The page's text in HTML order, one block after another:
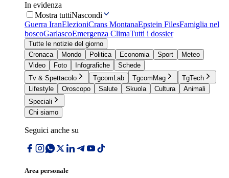
In evidenza
Mostra tuttiNascondi
Guerra IranElezioniCrans MontanaEpstein FilesFamiglia nel
boscoGarlascoEmergenza ClimaTutti i dossier
Tutte le notizie del giorno
Cronaca
Mondo Politica Economia Sport
Meteo
Video
Foto Infografiche
Schede
Tv & Spettacolo
TgcomLab TgcomMag
TgTech
Lifestyle
Oroscopo Salute Skuola Cultura
Animali
Speciali
Chi siamo
Seguici anche su
Area personale